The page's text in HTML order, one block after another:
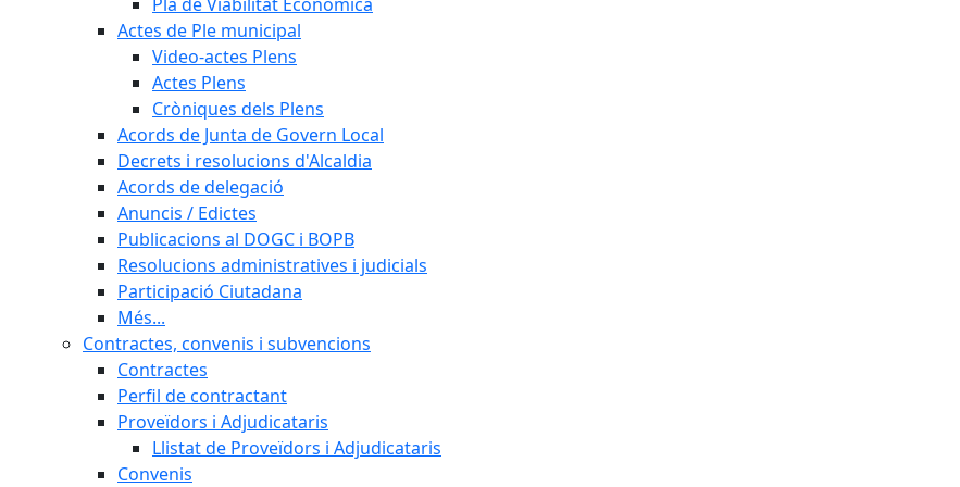
Actes de Ple municipal
Video-actes Plens
Actes Plens
Cròniques dels Plens
Acords de Junta de Govern Local
Decrets i resolucions d'Alcaldia
Acords de delegació
Anuncis / Edictes
Publicacions al DOGC i BOPB
Resolucions administratives i judicials
Participació Ciutadana
Més...
Contractes, convenis i subvencions
Contractes
Perfil de contractant
Proveïdors i Adjudicataris
Llistat de Proveïdors i Adjudicataris
Convenis